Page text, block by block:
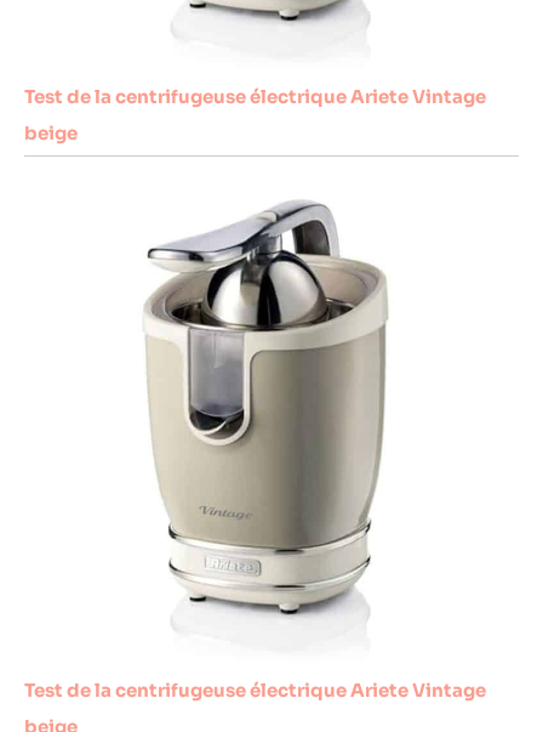
Test de la centrifugeuse électrique Ariete Vintage
beige
Test de la centrifugeuse électrique Ariete Vintage
beige